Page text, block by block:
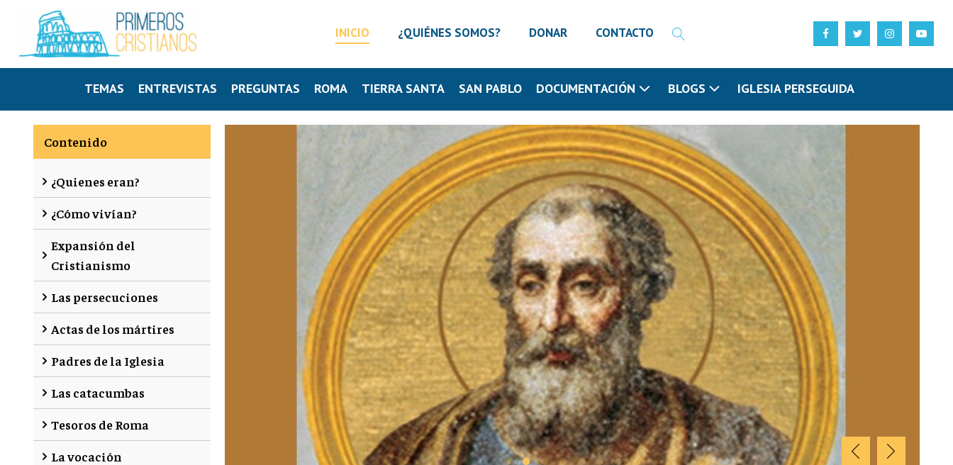
INICIO ¿QUIÉNES SOMOS? DONAR CONTACTO
TEMAS ENTREVISTAS PREGUNTAS ROMA TIERRA SANTA SAN PABLO DOCUMENTACIÓN BLOGS IGLESIA PERSEGUIDA
Contenido
¿Quienes eran?
¿Cómo vivían?
Expansión del
Cristianismo
Las persecuciones
Actas de los mártires
Padres de la Iglesia
Las catacumbas
Tesoros de Roma
La vocación